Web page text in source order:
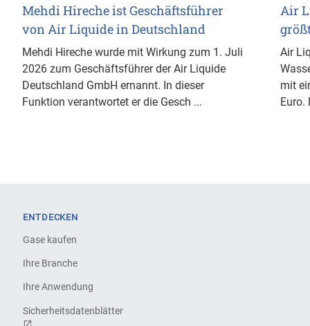
Mehdi Hireche ist Geschäftsführer
von Air Liquide in Deutschland
Mehdi Hireche wurde mit Wirkung zum 1. Juli
2026 zum Geschäftsführer der Air Liquide
Deutschland GmbH ernannt. In dieser
Funktion verantwortet er die Gesch ...
Air
Air
mit
Euro.
ENTDECKEN
Gase kaufen
Ihre Branche
Ihre Anwendung
Sicherheitsdatenblätter